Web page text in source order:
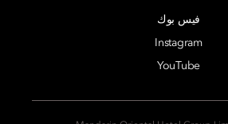
فيس بوك
Instagram
YouTube